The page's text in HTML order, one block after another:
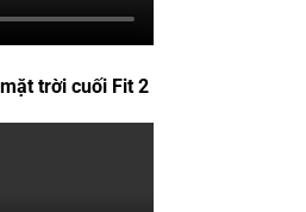
trời cuối Fit 2